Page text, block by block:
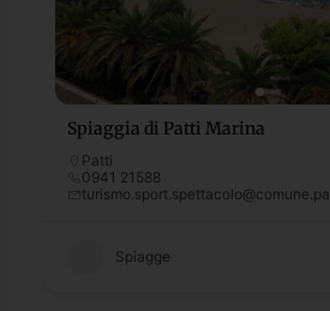
Spiaggia di Patti Marina
Patti
0941 21588
Spiagge